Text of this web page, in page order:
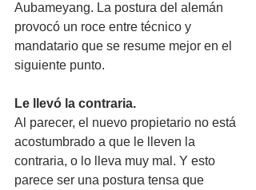
Aubameyang. La postura del alemán
provocó un roce entre técnico y
mandatario que se resume mejor en el
siguiente punto.
Le llevó la contraria.
Al parecer, el nuevo propietario no está
acostumbrado a que le lleven la
contraria, o lo lleva muy mal. Y esto
parece ser una postura tensa que